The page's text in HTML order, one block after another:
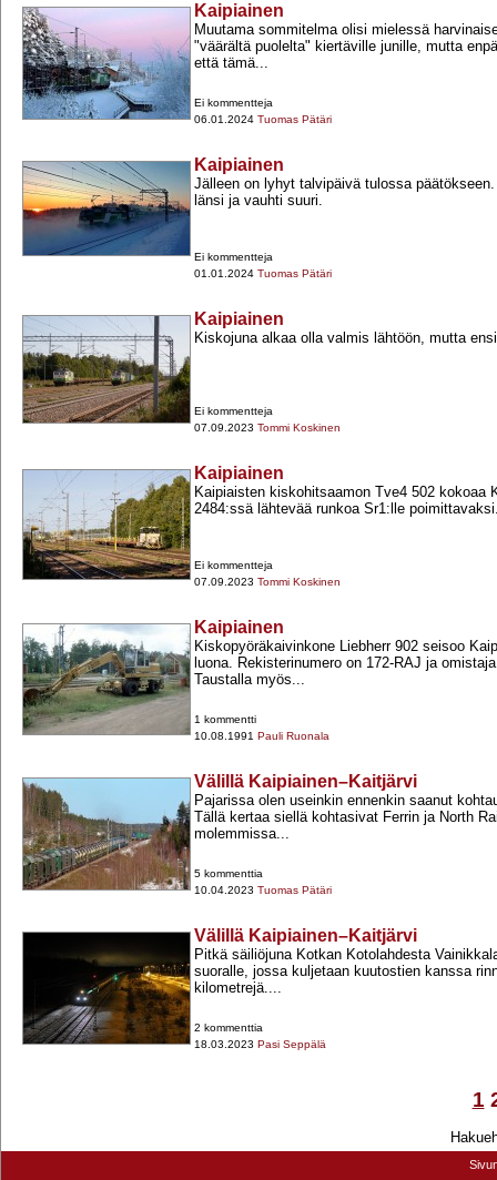
Kaipiainen
Muutama sommitelma olisi mielessä
"väärältä puolelta" kiertäville junille, mutta
että tämä...
Ei kommentteja
06.01.2024 Tuomas Pätäri
Kaipiainen
Jälleen on lyhyt talvipäivä tulossa
länsi ja vauhti suuri.
Ei kommentteja
01.01.2024 Tuomas Pätäri
Kaipiainen
Kiskojuna alkaa olla valmis lähtöön, mutta
Ei kommentteja
07.09.2023 Tommi Koskinen
Kaipiainen
Kaipiaisten kiskohitsaamon Tve4 502 kokoaa
2484:ssä lähtevää runkoa Sr1:lle
Ei kommentteja
07.09.2023 Tommi Koskinen
Kaipiainen
Kiskopyöräkaivinkone Liebherr 902 seisoo
luona. Rekisterinumero on 172-​RAJ ja
Taustalla myös...
1 kommentti
10.08.1991 Pauli Ruonala
Välillä Kaipiainen–Kaitjärvi
Pajarissa olen useinkin ennenkin saanut
Tällä kertaa siellä kohtasivat Ferrin ja North
molemmissa...
5 kommenttia
10.04.2023 Tuomas Pätäri
Välillä Kaipiainen–Kaitjärvi
Pitkä säiliöjuna Kotkan Kotolahdesta
suoralle, jossa kuljetaan kuutostien kanssa
kilometrejä....
2 kommenttia
18.03.2023 Pasi Seppälä
1